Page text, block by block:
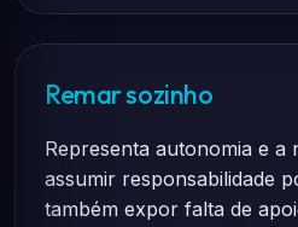
Remar sozinho
Representa autonomia e a
assumir responsabilidade
também expor falta de